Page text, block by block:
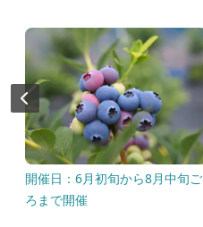
開催日：6月初旬から8月中旬ご
ろまで開催